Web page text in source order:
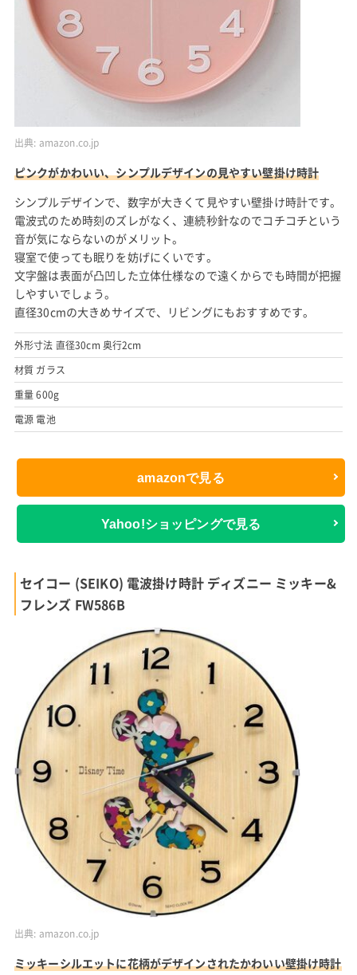
出典: amazon.co.jp
ピンクがかわいい、シンプルデザインの見やすい壁掛け時計
シンプルデザインで、数字が大きくて見やすい壁掛け時計です。
電波式のため時刻のズレがなく、連続秒針なのでコチコチという
音が気にならないのがメリット。
寝室で使っても眠りを妨げにくいです。
文字盤は表面が凸凹した立体仕様なので遠くからでも時間が把握
しやすいでしょう。
直径30cmの大きめサイズで、リビングにもおすすめです。
外形寸法 直径30cm 奥行2cm
材質 ガラス
重量 600g
電源 電池
amazonで見る
Yahoo!ショッピングで見る
セイコー (SEIKO) 電波掛け時計 ディズニー ミッキー&
フレンズ FW586B
出典: amazon.co.jp
ミッキーシルエットに花柄がデザインされたかわいい壁掛け時計